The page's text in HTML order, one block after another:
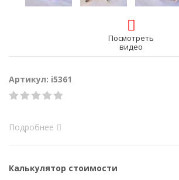
Посмотреть
видео
Артикул: i5361
Подробнее
Калькулятор стоимости